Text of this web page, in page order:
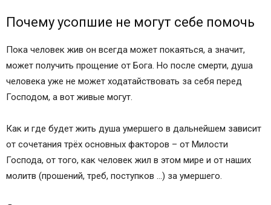
Почему усопшие не могут себе помочь
Пока человек жив он всегда может покаяться, а значит,
может получить прощение от Бога. Но после смерти, душа
человека уже не может ходатайствовать за себя перед
Господом, а вот живые могут.
Как и где будет жить душа умершего в дальнейшем зависит
от сочетания трёх основных факторов – от Милости
Господа, от того, как человек жил в этом мире и от наших
молитв (прошений, треб, поступков …) за умершего.